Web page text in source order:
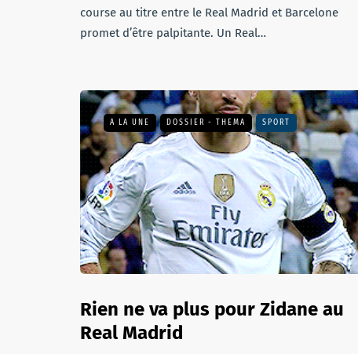
course au titre entre le Real Madrid et Barcelone
promet d’être palpitante. Un Real…
A LA UNE DOSSIER - THEMA SPORT
Rien ne va plus pour Zidane au
Real Madrid